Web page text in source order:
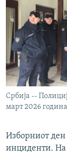
Србија --
март 2026
Изборниот ден
инциденти. На